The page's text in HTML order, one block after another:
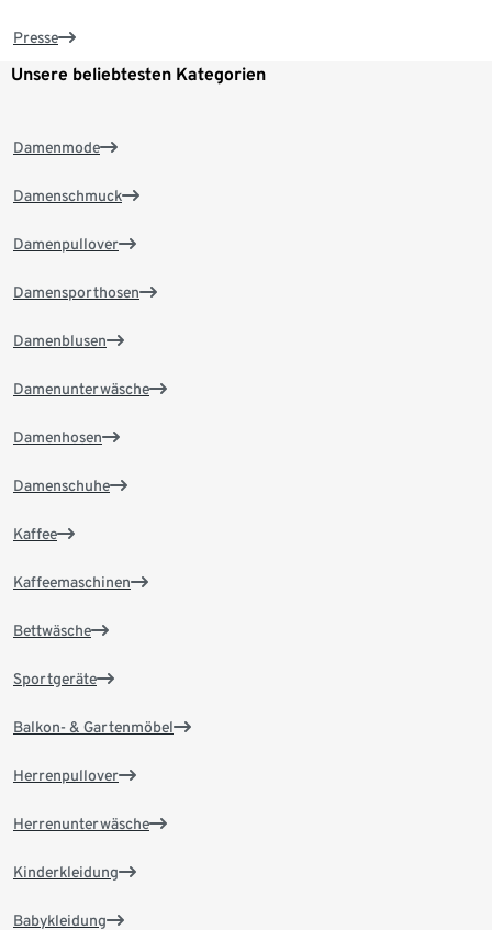
Presse
Unsere beliebtesten Kategorien
Damenmode
Damenschmuck
Damenpullover
Damensporthosen
Damenblusen
Damenunterwäsche
Damenhosen
Damenschuhe
Kaffee
Kaffeemaschinen
Bettwäsche
Sportgeräte
Balkon- & Gartenmöbel
Herrenpullover
Herrenunterwäsche
Kinderkleidung
Babykleidung